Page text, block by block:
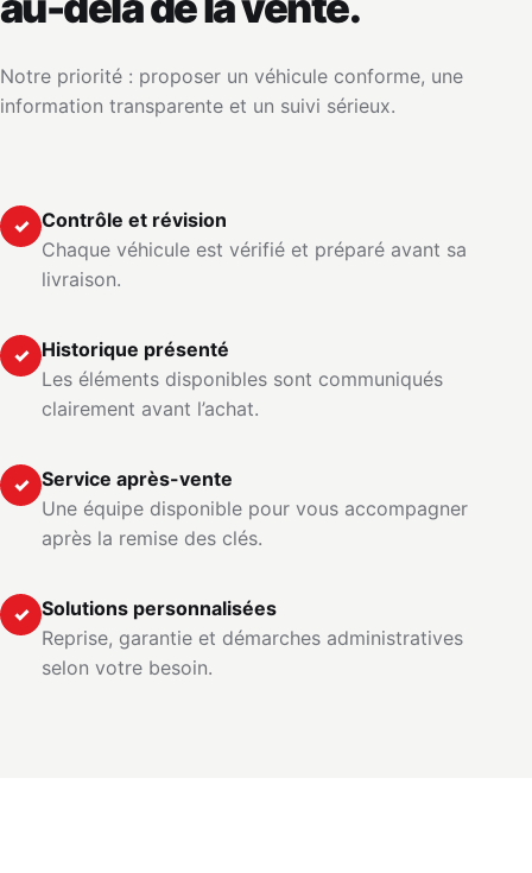
Notre priorité : proposer un véhicule conforme, une
information transparente et un suivi sérieux.
✓ Contrôle et révision
Chaque véhicule est vérifié et préparé avant sa
livraison.
✓ Historique présenté
Les éléments disponibles sont communiqués
clairement avant l’achat.
✓ Service après-vente
Une équipe disponible pour vous accompagner
après la remise des clés.
✓ Solutions personnalisées
Reprise, garantie et démarches administratives
selon votre besoin.